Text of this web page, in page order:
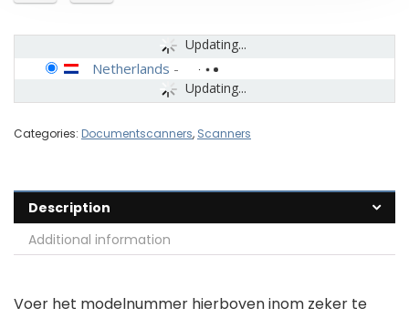
Updating...
Updating...
Netherlands -
Categories: Documentscanners, Scanners
Description
Additional information
Voer het modelnummer hierboven inom zeker te